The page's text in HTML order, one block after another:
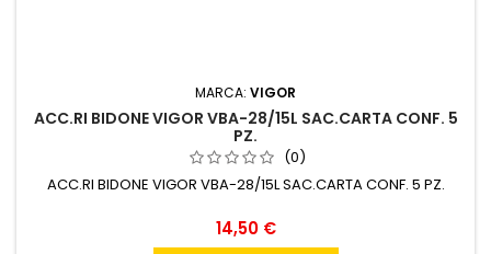
MARCA: VIGOR
ACC.RI BIDONE VIGOR VBA-28/15L SAC.CARTA CONF. 5
PZ.
(0)
ACC.RI BIDONE VIGOR VBA-28/15L SAC.CARTA CONF. 5 PZ.
Prezzo
14,50 €